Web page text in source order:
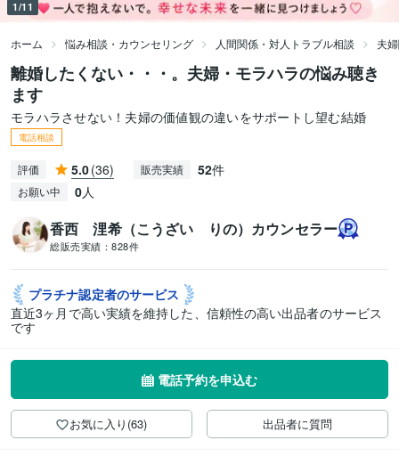
1/11
ホーム 悩み相談・カウンセリング 人間関係・対人トラブル相談 夫
離婚したくない・・・。夫婦・モラハラの悩み聴き
ます
モラハラさせない！夫婦の価値観の違いをサポートし望む結婚
電話相談
評価 5.0(36) 販売実績 52件
お願い中 0人
香西 浬希（こうざい りの）カウンセラー
総販売実績： 828件
プラチナ認定者のサービス
直近3ヶ月で高い実績を維持した、信頼性の高い出品者のサービス
です
電話予約を申込む
お気に入り(63) 出品者に質問